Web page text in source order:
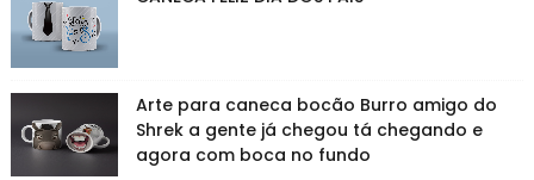
Arte para caneca bocão Burro amigo do
Shrek a gente já chegou tá chegando e
agora com boca no fundo